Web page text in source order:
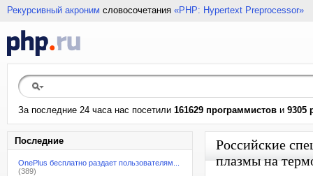
Рекурсивный акроним словосочетания «PHP: Hypertext Preprocessor»
За последние 24 часа нас посетили 161629 программистов и 9305
Последние
OnePlus бесплатно раздает пользователям...
(389)
Российские
плазмы на